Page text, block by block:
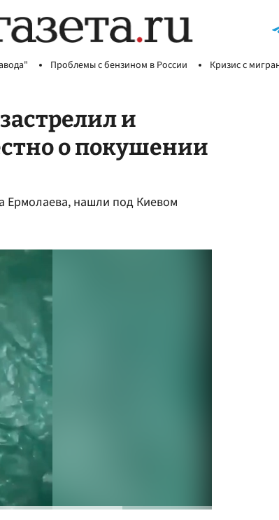
Проблемы с бензином в России Кризис с
и
о покушении
Ермолаева, нашли под Киевом